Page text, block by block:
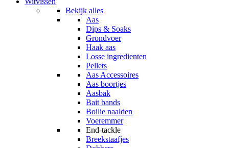
Bekijk alles
Aas
Dips & Soaks
Grondvoer
Haak aas
Losse ingredienten
Pellets
Aas Accessoires
Aas boortjes
Aasbak
Bait bands
Boilie naalden
Voeremmer
End-tackle
Breekstaafjes